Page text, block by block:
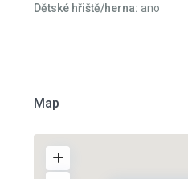
Dětské hřiště/herna: ano
Map